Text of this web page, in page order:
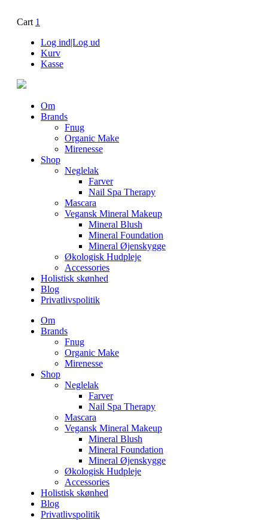
Cart 1
Log ind|Log ud
Kurv
Kasse
Om
Brands
Fnug
Organic Make
Mirenesse
Shop
Neglelak
Farver
Nail Spa Therapy
Mascara
Vegansk Mineral Makeup
Mineral Blush
Mineral Foundation
Mineral Øjenskygge
Økologisk Hudpleje
Accessories
Holistisk skønhed
Blog
Privatlivspolitik
Om
Brands
Fnug
Organic Make
Mirenesse
Shop
Neglelak
Farver
Nail Spa Therapy
Mascara
Vegansk Mineral Makeup
Mineral Blush
Mineral Foundation
Mineral Øjenskygge
Økologisk Hudpleje
Accessories
Holistisk skønhed
Blog
Privatlivspolitik